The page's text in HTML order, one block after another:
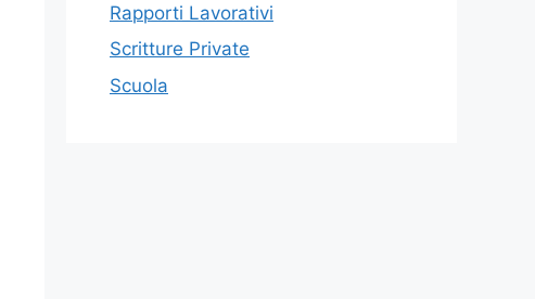
Rapporti Lavorativi
Scritture Private
Scuola